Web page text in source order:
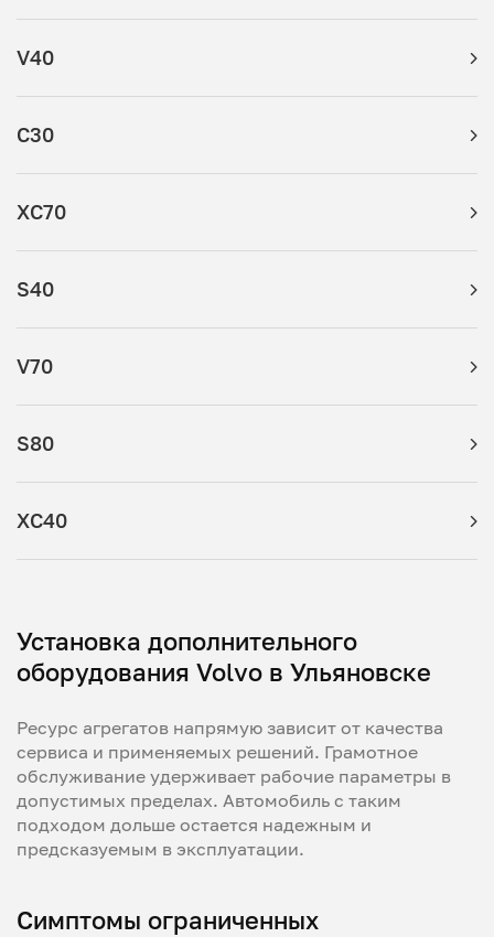
V40
C30
XC70
S40
V70
S80
XC40
Установка дополнительного
оборудования Volvo в Ульяновске
Ресурс агрегатов напрямую зависит от качества
сервиса и применяемых решений. Грамотное
обслуживание удерживает рабочие параметры в
допустимых пределах. Автомобиль с таким
подходом дольше остается надежным и
предсказуемым в эксплуатации.
Симптомы ограниченных